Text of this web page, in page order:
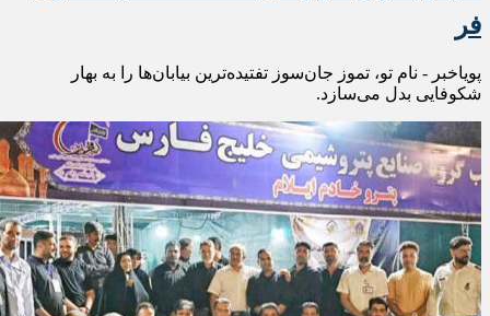
فر
پویاخبر - نام تو، تموز جان‌سوز تفتیده‌ترین بیابان‌ها را به بهار
شکوفایی بدل می‌سازد.